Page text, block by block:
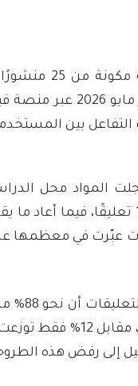
من خلال رصد
الأفروسنتريك
التفاعل بين
عبّرت في معظمها
كما
أو المعارضة لهذه
إلى رفض هذه